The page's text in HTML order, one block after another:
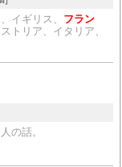
イギリス、 フラン
トリア、イタリア、
人の話。